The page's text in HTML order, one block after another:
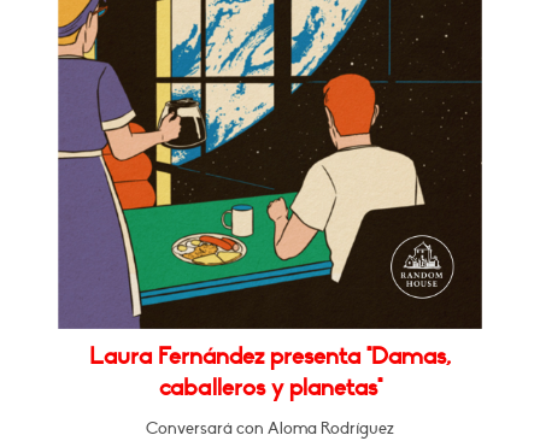
Laura Fernández presenta "Damas,
caballeros y planetas"
Conversará con Aloma Rodríguez